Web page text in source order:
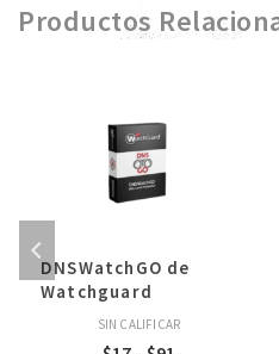
Productos
DNSWatchGO de
Watchguard
SIN CALIFICAR